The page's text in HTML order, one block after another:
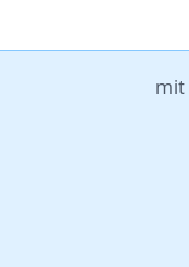
mit